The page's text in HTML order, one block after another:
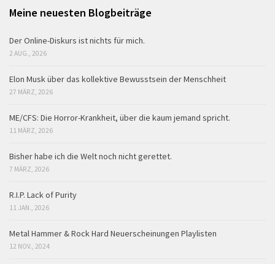
Meine neuesten Blogbeiträge
Der Online-Diskurs ist nichts für mich.
2 AUG., 2026
Elon Musk über das kollektive Bewusstsein der Menschheit
27 MÄRZ, 2026
ME/CFS: Die Horror-Krankheit, über die kaum jemand spricht.
11 MÄRZ, 2026
Bisher habe ich die Welt noch nicht gerettet.
7 MÄRZ, 2026
R.I.P. Lack of Purity
11 JAN., 2026
Metal Hammer & Rock Hard Neuerscheinungen Playlisten
12 NOV., 2024